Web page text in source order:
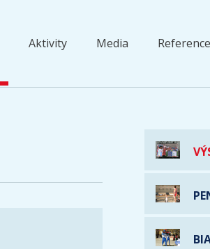
Aktivity Media Reference